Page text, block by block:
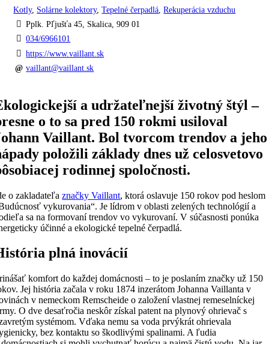
Kotly, Solárne kolektory,Tepelné čerpadlá ,Rekuperácia vzduchu
Pplk. Pľjušťa 45, Skalica, 909 01
034/6966101
https://www.vaillant.sk
vaillant@vaillant.sk
a udržateľnejší životný štýl –
o to sa pred 150 rokmi usiloval
Vaillant. Bol tvorcom trendov a jeho
položili základy dnes už celosvetovo
rodinnej spoločnosti.
o zakladateľaznačky Vaillant, ktorá oslavuje 150 rokov pod heslom
vykurovania“. Je lídrom v oblasti zelených technológií a
sa na formovaní trendov vo vykurovaní. V súčasnosti ponúka
účinné a ekologické tepelné čerpadlá.
plná inovácií
komfort do každej domácnosti – to je poslaním značky už 150
Jej história začala v roku 1874 inzerátom Johanna Vaillanta v
v nemeckom Remscheide o založení vlastnej remeselníckej
O dve desaťročia neskôr získal patent na plynový ohrievač s
systémom. Vďaka nemu sa voda prvýkrát ohrievala
bez kontaktu so škodlivými spalinami. A ľudia